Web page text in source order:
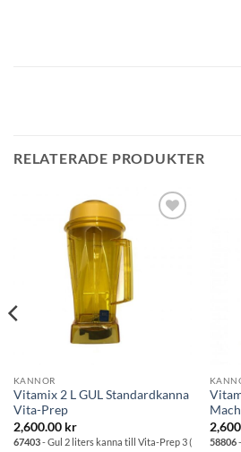
RELATERADE PRODUKTER
önskelistan
KANNOR
Vitamix 2 L GUL Standardkanna
Vita-Prep
2,600.00 kr
67403- Gul 2 liters kanna till Vita-Prep 3 (
58806